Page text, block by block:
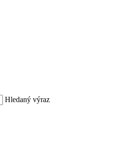
Hledaný výraz